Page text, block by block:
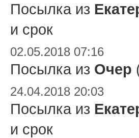
Посылка из
и срок
02.05.2018 07:16
Посылка из Очер
24.04.2018 20:03
Посылка из
и срок